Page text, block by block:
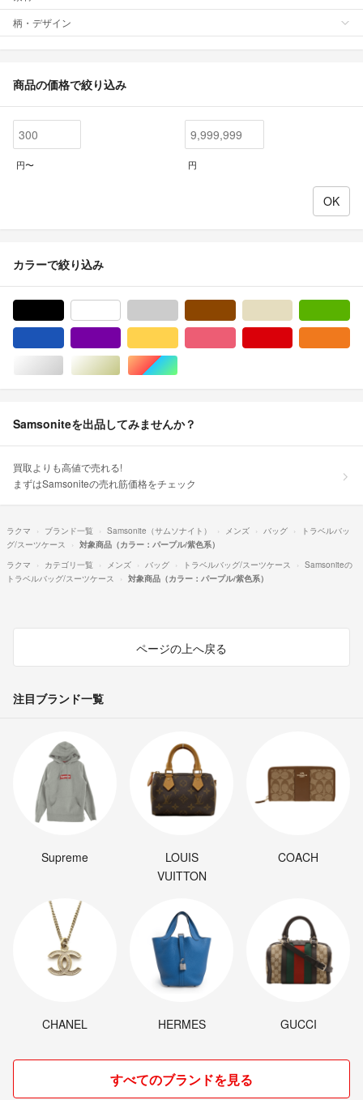
柄・デザイン
商品の価格で絞り込み
円〜 円
カラーで絞り込み
シルバー/銀色系ゴールド/金色系マルチカラー
Samsoniteを出品してみませんか？
買取よりも高値で売れる!
まずはSamsoniteの売れ筋価格をチェック
ラクマ ブランド一覧 Samsonite（サムソナイト） メンズ バッグ
トラベルバッ
グ/スーツケース
対象商品（カラー：パープル/紫色系）
ラクマ
カテゴリ一覧 メンズ バッグ トラベルバッグ/スーツケース
Samsoniteの
トラベルバッグ/スーツケース
対象商品（カラー：パープル/紫色系）
ページの上へ戻る
注目ブランド一覧
Supreme
LOUIS
VUITTON
COACH
CHANEL HERMES GUCCI
すべてのブランドを見る